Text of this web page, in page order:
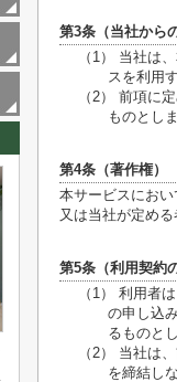
第3条（当社から
（1） 当社は
スを利用
（2） 前項に
ものとしま
第4条（著作権）
本サービスにお
又は当社が定める
第5条（利用契約
（1） 利用者
の申し込
るものと
（2） 当社は
を締結し